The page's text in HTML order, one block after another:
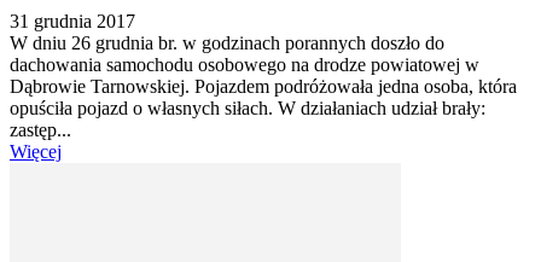
31 grudnia 2017
W dniu 26 grudnia br. w godzinach porannych doszło do
dachowania samochodu osobowego na drodze powiatowej w
Dąbrowie Tarnowskiej. Pojazdem podróżowała jedna osoba, która
opuściła pojazd o własnych siłach. W działaniach udział brały:
zastęp...
Więcej